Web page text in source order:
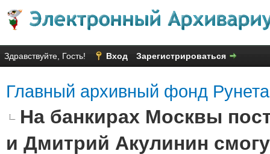
Здравствуйте, Гость! Вход Зарегистрироваться
Главный архивный фонд Рунета
На банкирах Москвы
и Дмитрий Акулинин